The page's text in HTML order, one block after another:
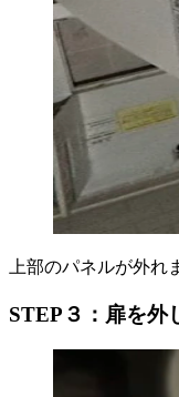
上部のパネルが外れ
STEP３：扉を外